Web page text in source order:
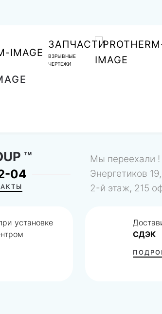
ЗАПЧАСТИ
ВЗРЫВНЫЕ
ЧЕРТЕЖИ
™
04
Мы переехали
Энергетиков
2-й этаж, 215
установке
СДЭК